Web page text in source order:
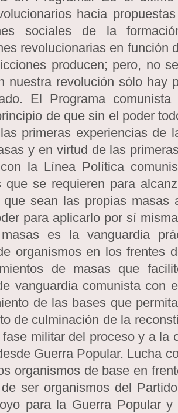
hacia
sociales de la
revolucionarias en función
producen; pero, no
nuestra revolución sólo hay
El Programa
de que sin el poder
primeras experiencias de
y en virtud de las
la Línea Política
que se requieren para
que sean las propias masas
para aplicarlo por sí
es la vanguardia
organismos en los frentes
de masas que
vanguardia comunista con
de las bases que
de culminación de la
militar del proceso y a la
Guerra Popular. Lucha
organismos de base en
ser organismos del
para la Guerra Popular